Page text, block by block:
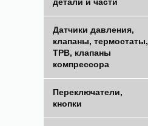
Датчики давления,
клапаны, термостаты,
ТРВ, клапаны
компрессора
Переключатели,
кнопки